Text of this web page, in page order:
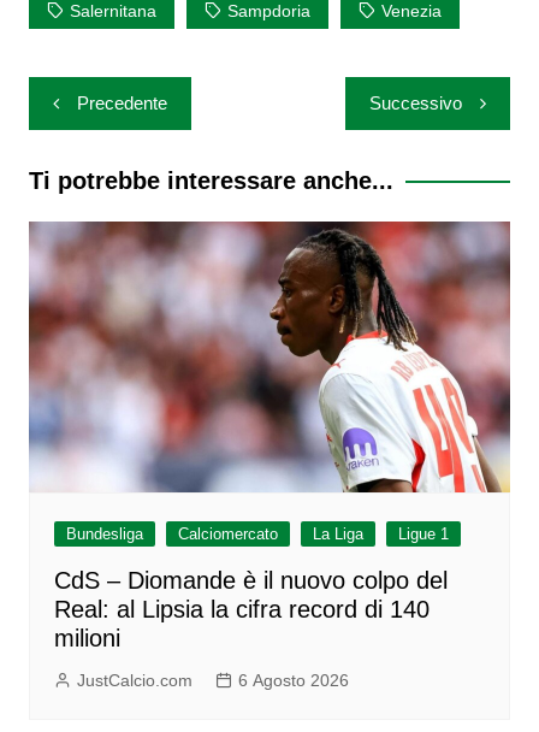
Salernitana Sampdoria Venezia
Navigazione
articoli
Precedente Successivo
Ti potrebbe interessare anche...
Bundesliga Calciomercato La Liga Ligue 1
CdS – Diomande è il nuovo colpo del
Real: al Lipsia la cifra record di 140
milioni
JustCalcio.com 6 Agosto 2026